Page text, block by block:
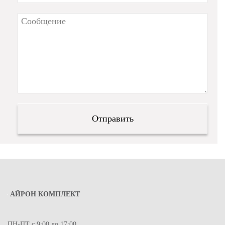
АЙРОН КОМПЛЕКТ